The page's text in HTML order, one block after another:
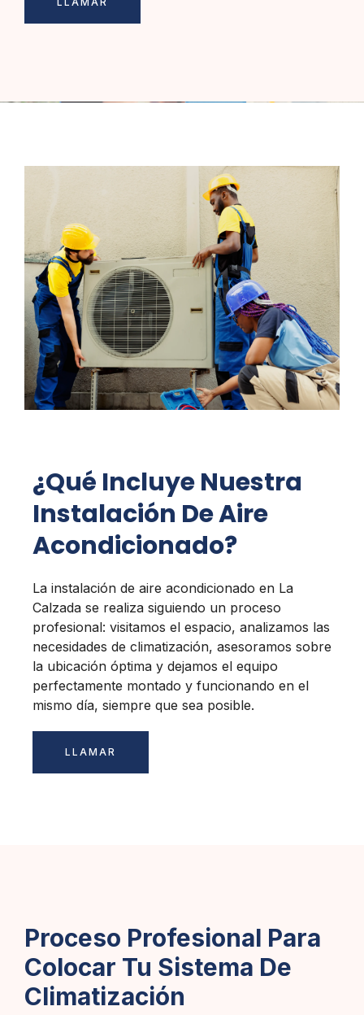
¿Qué Incluye Nuestra
Instalación De Aire
Acondicionado?
La instalación de aire acondicionado en La
Calzada se realiza siguiendo un proceso
profesional: visitamos el espacio, analizamos las
necesidades de climatización, asesoramos sobre
la ubicación óptima y dejamos el equipo
perfectamente montado y funcionando en el
mismo día, siempre que sea posible.
LLAMAR
Proceso Profesional Para
Colocar Tu Sistema De
Climatización